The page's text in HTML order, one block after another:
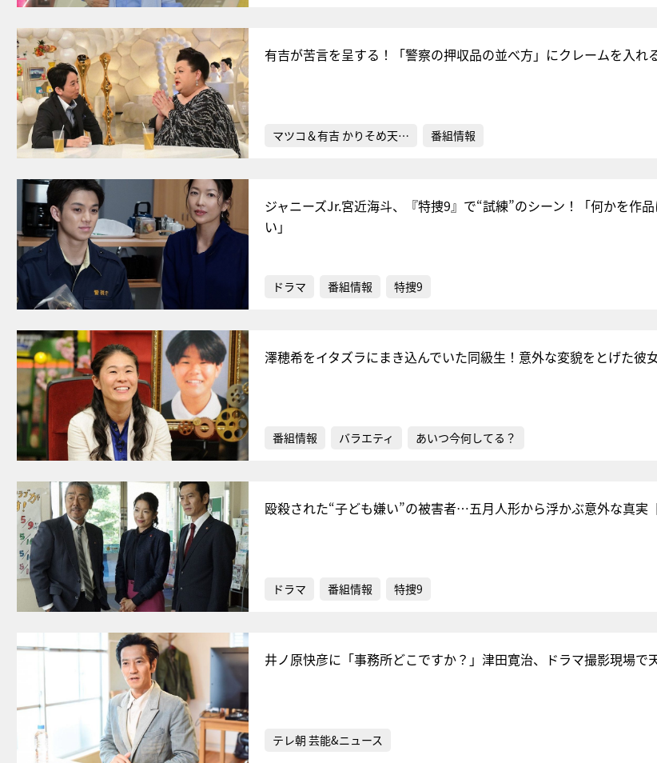
有吉が苦言を呈する！「警察の押収品の並べ方」にクレームを入れ
マツコ＆有吉 かりそめ天… 番組情報
ジャニーズJr.宮近海斗、『特捜9』で“試練”のシーン！「何かを作
い」
ドラマ 番組情報 特捜9
澤穂希をイタズラにまき込んでいた同級生！意外な変貌をとげた彼
番組情報 バラエティ あいつ今何してる？
殴殺された“子ども嫌い”の被害者…五月人形から浮かぶ意外な真実
ドラマ 番組情報 特捜9
井ノ原快彦に「事務所どこですか？」津田寛治、ドラマ撮影現場で
テレ朝 芸能&ニュース